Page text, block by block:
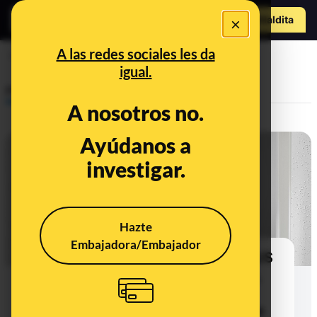
×
A las redes sociales les da
igual.
A nosotros no.
Ayúdanos a
investigar.
Hazte
Embajadora/Embajador
Hazte Maldita
EDICIÓN ESPECIAL CORONAVIRUS
VIII: mascarillas en embarazadas,
neumonías por vapeo y